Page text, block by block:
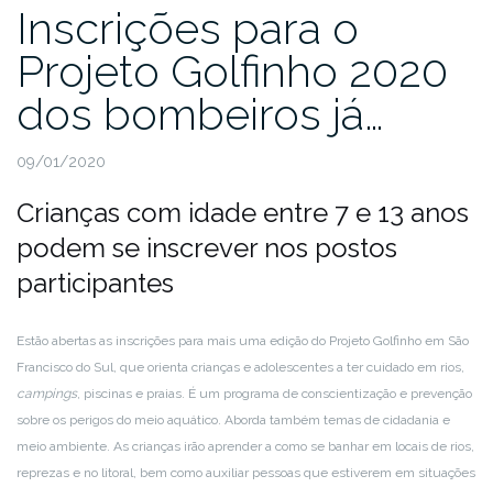
Inscrições para o
Projeto Golfinho 2020
dos bombeiros já…
09/01/2020
Crianças com idade entre 7 e 13 anos
podem se inscrever nos postos
participantes
Estão abertas as inscrições para mais uma edição do Projeto Golfinho em São
Francisco do Sul, que orienta crianças e adolescentes a ter cuidado em rios,
campings, piscinas e praias. É um programa de conscientização e prevenção
sobre os perigos do meio aquático. Aborda também temas de cidadania e
meio ambiente. As crianças irão aprender a como se banhar em locais de rios,
reprezas e no litoral, bem como auxiliar pessoas que estiverem em situações